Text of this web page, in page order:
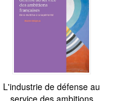
L'industrie de défense au
service des ambitions